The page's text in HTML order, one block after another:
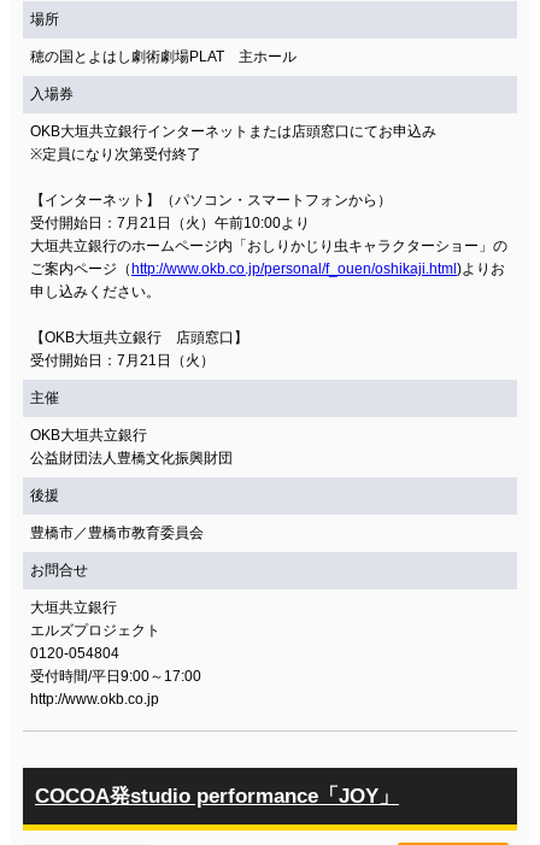
場所
穂の国とよはし劇術劇場PLAT 主ホール
入場券
OKB大垣共立銀行インターネットまたは店頭窓口にてお申込み
※定員になり次第受付終了
【インターネット】（パソコン・スマートフォンから）
受付開始日：7月21日（火）午前10:00より
大垣共立銀行のホームページ内「おしりかじり虫キャラクターショー」の
ご案内ページ（ http://www.okb.co.jp/personal/f_ouen/oshikaji.html )よりお
申し込みください。
【OKB大垣共立銀行 店頭窓口】
受付開始日：7月21日（火）
主催
OKB大垣共立銀行
公益財団法人豊橋文化振興財団
後援
豊橋市／豊橋市教育委員会
お問合せ
大垣共立銀行
エルズプロジェクト
0120-054804
受付時間/平日9:00～17:00
http://www.okb.co.jp
COCOA発studio performance「JOY」